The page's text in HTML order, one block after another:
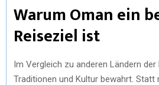
Warum Oman ein
Reiseziel ist
Im Vergleich zu anderen Ländern
Traditionen und Kultur bewahrt. Statt